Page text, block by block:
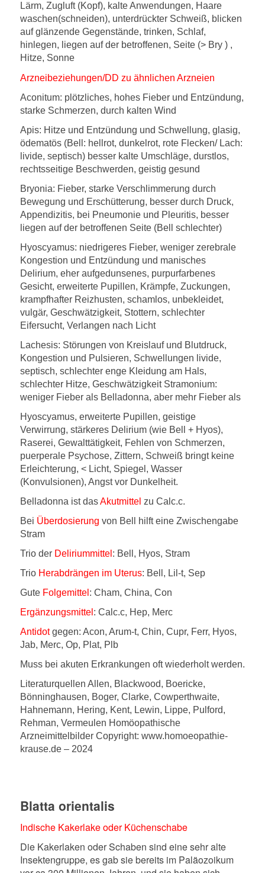
Lärm, Zugluft (Kopf), kalte Anwendungen, Haare
waschen(schneiden), unterdrückter Schweiß, blicken
auf glänzende Gegenstände, trinken, Schlaf,
hinlegen, liegen auf der betroffenen, Seite (> Bry ) ,
Hitze, Sonne
Arzneibeziehungen/DD zu ähnlichen Arzneien
Aconitum: plötzliches, hohes Fieber und Entzündung,
starke Schmerzen, durch kalten Wind
Apis: Hitze und Entzündung und Schwellung, glasig,
ödematös (Bell: hellrot, dunkelrot, rote Flecken/ Lach:
livide, septisch) besser kalte Umschläge, durstlos,
rechtsseitige Beschwerden, geistig gesund
Bryonia: Fieber, starke Verschlimmerung durch
Bewegung und Erschütterung, besser durch Druck,
Appendizitis, bei Pneumonie und Pleuritis, besser
liegen auf der betroffenen Seite (Bell schlechter)
Hyoscyamus: niedrigeres Fieber, weniger zerebrale
Kongestion und Entzündung und manisches
Delirium, eher aufgedunsenes, purpurfarbenes
Gesicht, erweiterte Pupillen, Krämpfe, Zuckungen,
krampfhafter Reizhusten, schamlos, unbekleidet,
vulgär, Geschwätzigkeit, Stottern, schlechter
Eifersucht, Verlangen nach Licht
Lachesis: Störungen von Kreislauf und Blutdruck,
Kongestion und Pulsieren, Schwellungen livide,
septisch, schlechter enge Kleidung am Hals,
schlechter Hitze, Geschwätzigkeit Stramonium:
weniger Fieber als Belladonna, aber mehr Fieber als
Hyoscyamus, erweiterte Pupillen, geistige
Verwirrung, stärkeres Delirium (wie Bell + Hyos),
Raserei, Gewalttätigkeit, Fehlen von Schmerzen,
puerperale Psychose, Zittern, Schweiß bringt keine
Erleichterung, < Licht, Spiegel, Wasser
(Konvulsionen), Angst vor Dunkelheit.
Belladonna ist dasAkutmittel zu Calc.c.
Bei Überdosierung von Bell hilft eine Zwischengabe
Stram
Trio der Deliriummittel : Bell, Hyos, Stram
Trio Herabdrängen im Uterus: Bell, Lil-t, Sep
Gute Folgemittel : Cham, China, Con
Ergänzungsmittel : Calc.c, Hep, Merc
Antidotgegen: Acon, Arum-t, Chin, Cupr, Ferr, Hyos,
Jab, Merc, Op, Plat, Plb
Muss bei akuten Erkrankungen oft wiederholt werden.
Literaturquellen Allen, Blackwood, Boericke,
Bönninghausen, Boger, Clarke, Cowperthwaite,
Hahnemann, Hering, Kent, Lewin, Lippe, Pulford,
Rehman, Vermeulen Homöopathische
Arzneimittelbilder Copyright: www.homoeopathie-
krause.de – 2024
Blatta orientalis
Indische Kakerlake oder Küchenschabe
Die Kakerlaken oder Schaben sind eine sehr alte
Insektengruppe, es gab sie bereits im Paläozoikum